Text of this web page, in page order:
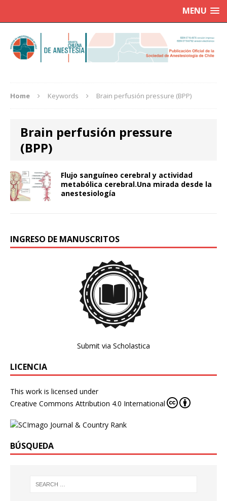
MENU
Home Keywords Brain perfusión pressure (BPP)
Brain perfusión pressure
(BPP)
Flujo sanguíneo cerebral y actividad
metabólica cerebral.Una mirada desde la
anestesiología
INGRESO DE MANUSCRITOS
Submit via Scholastica
LICENCIA
This work is licensed under
Creative Commons Attribution 4.0 International
BÚSQUEDA